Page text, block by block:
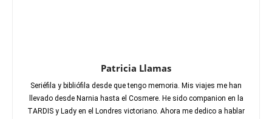
Patricia Llamas
Seriéfila y bibliófila desde que tengo memoria. Mis viajes me han
llevado desde Narnia hasta el Cosmere. He sido companion en la
TARDIS y Lady en el Londres victoriano. Ahora me dedico a hablar